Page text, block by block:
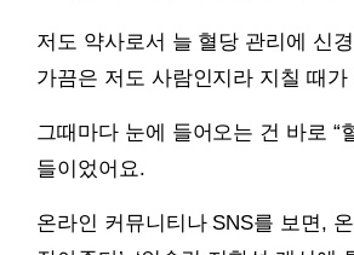
저도 약사로서 늘 혈당 관리에 신
가끔은 저도 사람인지라 지칠 때
그때마다 눈에 들어오는 건 바로 “
들이었어요.
온라인 커뮤니티나 SNS를 보면,